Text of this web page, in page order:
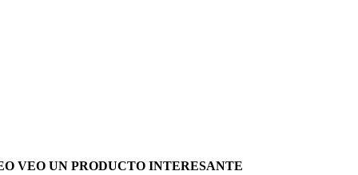
VEO UN PRODUCTO INTERESANTE